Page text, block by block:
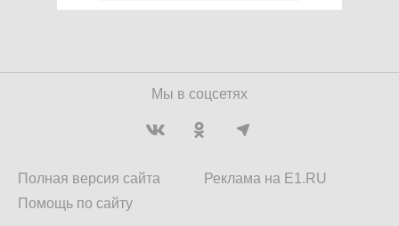
Мы в соцсетях
Полная версия сайта
Помощь по сайту
Реклама на E1.RU